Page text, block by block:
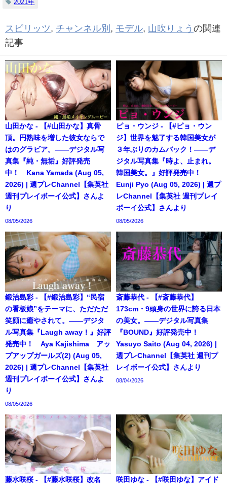
2021年
スピリッツ, チャンネル別 , モデル, 山吹りょう の関連
記事
山田かな - 【#山田かな】真骨
頂。円熟味を増した彼女ならで
はのグラビア。――デジタル写
真集『純・無垢』好評発売
中！ Kana Yamada (Aug 05,
2026) | 週プレChannel【集英社
週刊プレイボーイ公式】さんよ
り
08/05/2026
ピョ・ウンジ - 【#ピョ・ウン
ジ】世界を魅了する韓国美女が
３年ぶりのカムバック！――デ
ジタル写真集『時よ、止まれ。
韓国美女。』好評発売中！
Eunji Pyo (Aug 05, 2026) | 週プ
レChannel【集英社 週刊プレイ
ボーイ公式】さんより
08/05/2026
鍛治島彩 - 【#鍛治島彩】“民宿
の看板娘”をテーマに、ただただ
笑顔に癒やされて。――デジタ
ル写真集『Laugh away！』好評
発売中！ Aya Kajishima アッ
プアップガールズ(2) (Aug 05,
2026) | 週プレChannel【集英社
週刊プレイボーイ公式】さんよ
り
08/05/2026
斎藤恭代 - 【#斎藤恭代】
173cm・9頭身の世界に誇る日本
の美女。――デジタル写真集
『BOUND』好評発売中！
Yasuyo Saito (Aug 04, 2026) |
週プレChannel【集英社 週刊プ
レイボーイ公式】さんより
08/04/2026
藤水咲桜 - 【#藤水咲桜】改名
咲田ゆな - 【#咲田ゆな】アイド